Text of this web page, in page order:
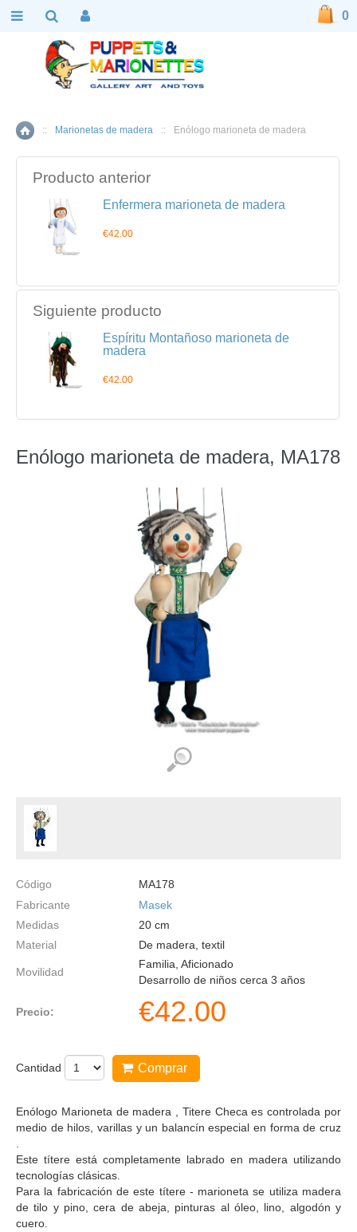
Inicio
:: Marionetas de madera :: Enólogo marioneta de madera
Producto anterior
Enfermera marioneta de madera
€42.00
Siguiente producto
Espíritu Montañoso marioneta de
madera
€42.00
Enólogo marioneta de madera, MA178
Código
MA178
Fabricante
Masek
Medidas
20 cm
Material
De madera, textil
Movilidad
Familia, Aficionado
Desarrollo de niños cerca 3 años
Precio: €42.00
Cantidad Comprar
Enólogo Marioneta de madera , Titere Checa es controlada por
medio de hilos, varillas y un balancín especial en forma de cruz
Este títere está completamente labrado en madera utilizando
tecnologías clásicas.
Para la fabricación de este títere - marioneta se utiliza madera
de tilo y pino, cera de abeja, pinturas al óleo, lino, algodón y
cuero.
0